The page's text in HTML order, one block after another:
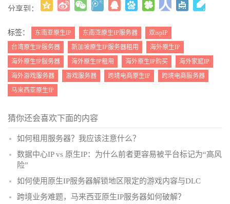
分享到：
( )
标签： 东南亚原生IP 东南亚原生IP服务器
双ispIP
台湾原生IP服务器
新加坡原生IP服务器租用
海外原生IP
海外原生IP服务器
海外原生IP租用 海外原生IP购买
海外家庭IP
海外游戏服务器
游戏服务器 跨境电商原生IP
跨境电商服务器
马来西亚原生IP
猜你还会喜欢下面的内容
如何租用服务器？我应该注意什么？
数据中心IP vs 原生IP：为什么前者更容易被平台标记为“高风
险”
如何使用原生IP服务器解锁地区限定的游戏内容与DLC
跨境业务难题，马来西亚原生IP服务器如何破解？